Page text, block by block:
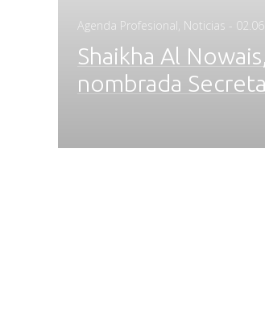
Agenda Profesional, Noticias -
Shaikha Al
nombrada